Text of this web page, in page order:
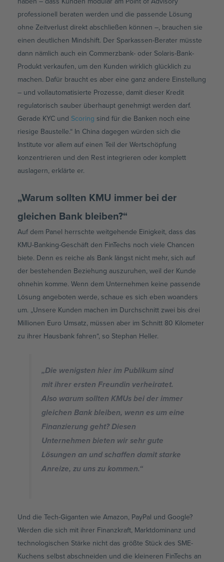
professionell beraten werden und die passende Lösung
ohne Zeitverlust direkt abschließen können –, brauchen sie
einen deutlichen Mindshift. Der Sparkassen-Berater müsste
dann nämlich auch ein Commerzbank- oder Solaris-Bank-
Produkt verkaufen, um den Kunden wirklich glücklich zu
machen. Dafür braucht es aber eine ganz andere Einstellung
– und vollautomatisierte Prozesse, damit dieser Kredit
regulatorisch sauber überhaupt genehmigt werden darf.
Gerade KYC und Scoring sind für die Banken noch eine
riesige Baustelle.“ In China dagegen würden sich die
Institute vor allem auf einen Teil der Wertschöpfung
konzentrieren und den Rest integrieren oder komplett
auslagern, erklärte er.
„Warum sollten KMU immer bei der
gleichen Bank bleiben?“
Auf dem Panel herrschte weitgehende Einigkeit, dass das
KMU-Banking-Geschäft den FinTechs noch viele Chancen
biete. Denn es reiche als Bank längst nicht mehr, sich auf
der bestehenden Beziehung auszuruhen, weil der Kunde
ohnehin komme. Wenn dem Unternehmen keine passende
Lösung angeboten werde, schaue es sich eben woanders
um. „Unsere Kunden machen im Durchschnitt zwei bis drei
Millionen Euro Umsatz, müssen aber im Schnitt 80 Kilometer
zu ihrer Hausbank fahren“, so Stephan Heller.
„Die wenigsten hier im Publikum sind
mit ihrer ersten Freundin verheiratet.
Also warum sollten KMUs bei der immer
gleichen Bank bleiben, wenn es um eine
Finanzierung geht? Diesen
Unternehmen bieten wir sehr gute
Lösungen an und schaffen damit starke
Anreize, zu uns zu kommen.“
Und die Tech-Giganten wie Amazon, PayPal und Google?
Werden die sich mit ihrer Finanzkraft, Marktdominanz und
technologischen Stärke nicht das größte Stück des SME-
Kuchens selbst abschneiden und die kleineren FinTechs an